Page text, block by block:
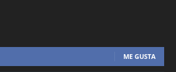
ME GUSTA